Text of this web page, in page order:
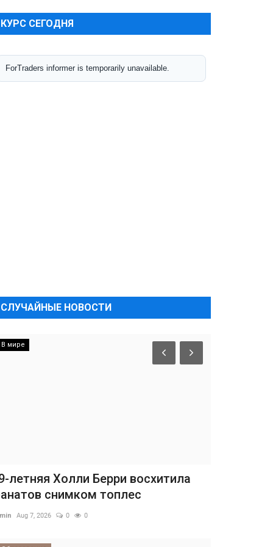
КУРС СЕГОДНЯ
СЛУЧАЙНЫЕ НОВОСТИ
В мире
летняя Холли Берри восхитила
снимком топлес
Aug 7, 2026 0 0